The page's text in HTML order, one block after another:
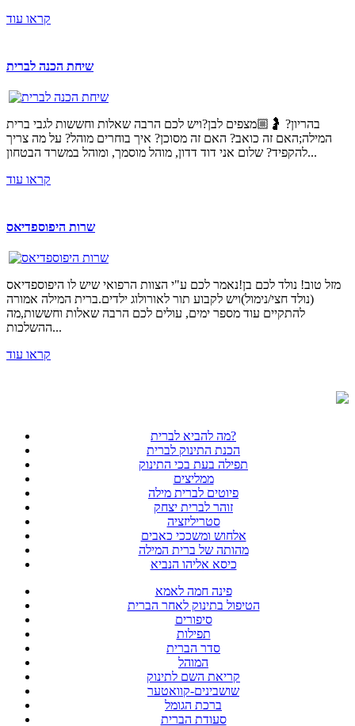
קראו עוד
שיחת הכנה לברית
בהריון? 🤰🏼מצפים לבן?ויש לכם הרבה שאלות וחששות לגבי ברית
המילה;האם זה כואב? האם זה מסוכן? איך בוחרים מוהל? על מה צריך
להקפיד? שלום אני דוד דדון, מוהל מוסמך, ומוהל במשרד הבטחון...
קראו עוד
שרות היפוספדיאס
מזל טוב! נולד לכם בן!נאמר לכם ע"י הצוות הרפואי שיש לו היפוספדיאס
(נולד חצי/נימול)ויש לקבוע תור לאורולוג ילדים.ברית המילה אמורה
להתקיים עוד מספר ימים, עולים לכם הרבה שאלות וחששות,מה
ההשלכות...
קראו עוד
מה להביא לברית?
הכנת התינוק לברית
תפילה בעת בכי התינוק
ממליצים
פיוטים לברית מילה
זוהר לברית יצחק
סטריליזציה
אלחוש ומשככי כאבים
מהותה של ברית המילה
כיסא אליהו הנביא
פינה חמה לאמא
הטיפול בתינוק לאחר הברית
סיפורים
תפילות
סדר הברית
המוהל
קריאת השם לתינוק
שושבינים-קוואטער
ברכת הגומל
סעודת הברית